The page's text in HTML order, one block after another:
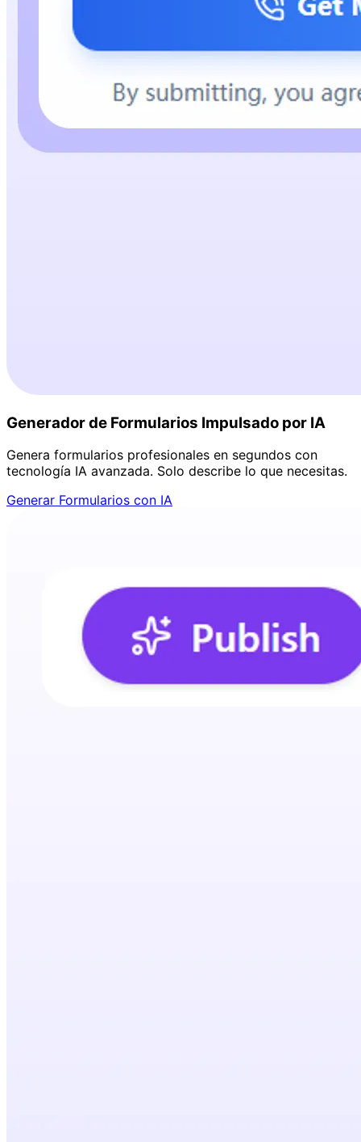
Generador de Formularios Impulsado por IA
Genera formularios profesionales en segundos con
tecnología IA avanzada. Solo describe lo que necesitas.
Generar Formularios con IA